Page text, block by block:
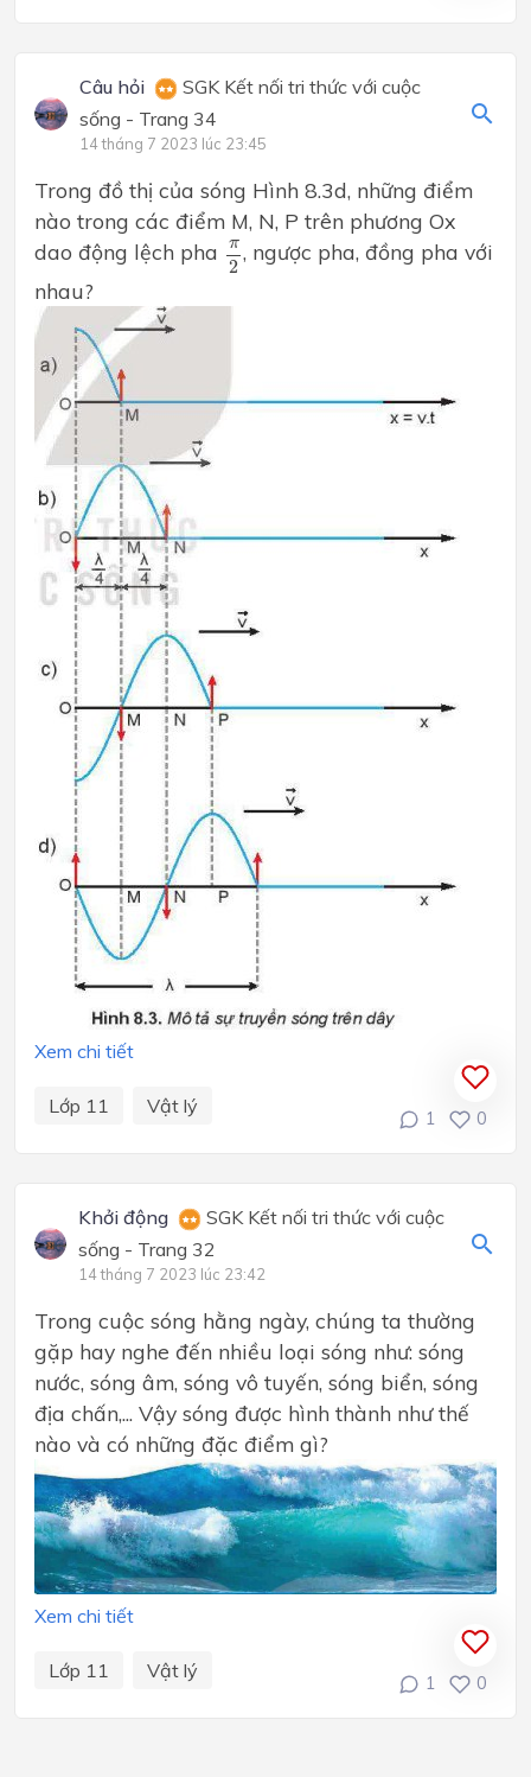
Câu hỏi
SGK Kết nối tri thức với cuộc
sống - Trang 34
14 tháng 7 2023 lúc 23:45
Trong đồ thị của sóng Hình 8.3d, những điểm
nào trong các điểm M, N, P trên phương Ox
dao động lệch pha
π
2
π2
, ngược pha, đồng pha với
nhau?
Xem chi tiết
Lớp 11 Vật lý
1 0
Khởi động
SGK Kết nối tri thức với cuộc
sống - Trang 32
14 tháng 7 2023 lúc 23:42
Trong cuộc sóng hằng ngày, chúng ta thường
gặp hay nghe đến nhiều loại sóng như: sóng
nước, sóng âm, sóng vô tuyến, sóng biển, sóng
địa chấn,... Vậy sóng được hình thành như thế
nào và có những đặc điểm gì?
Xem chi tiết
Lớp 11 Vật lý
1 0